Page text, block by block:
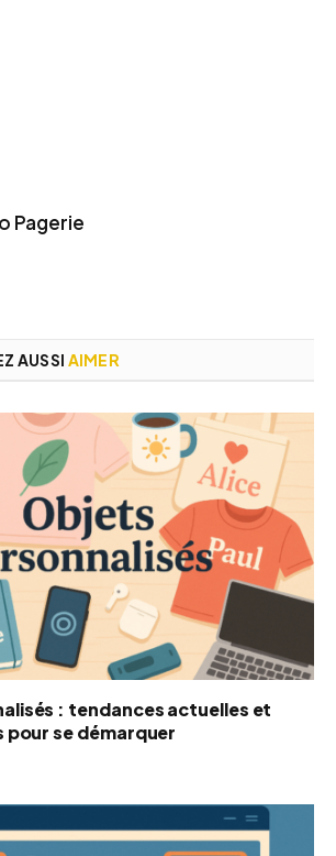
Pagerie
AUSSI AIMER
: tendances actuelles et
pour se démarquer